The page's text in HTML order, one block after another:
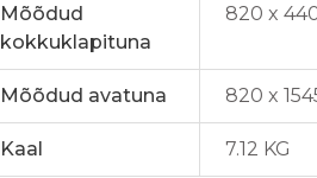
Mõõdud
kokkuklapituna
820 x
Mõõdud avatuna 820 x
Kaal 7.12 KG